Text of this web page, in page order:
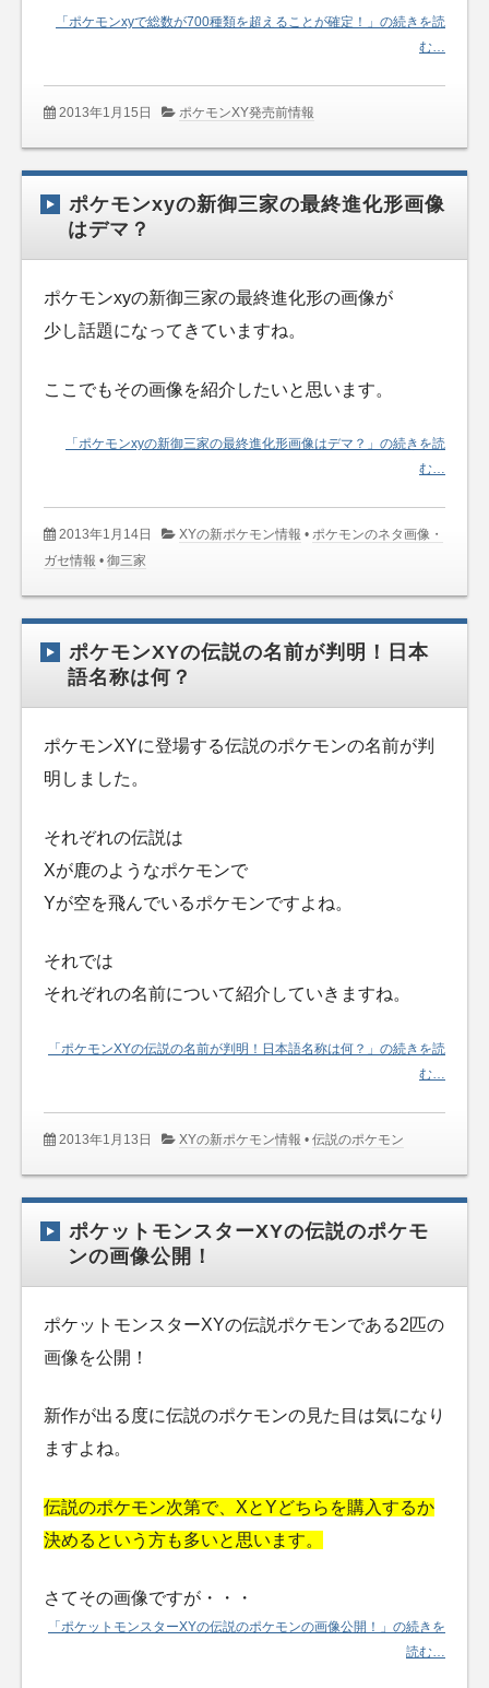
「ポケモンxyで総数が700種類を超えることが確定！」の続きを読
む…
2013年1月15日 ポケモンXY発売前情報
ポケモンxyの新御三家の最終進化形画像
はデマ？
ポケモンxyの新御三家の最終進化形の画像が
少し話題になってきていますね。
ここでもその画像を紹介したいと思います。
「ポケモンxyの新御三家の最終進化形画像はデマ？」の続きを読
む…
2013年1月14日 XYの新ポケモン情報 •ポケモンのネタ画像・
ガセ情報 • 御三家
ポケモンXYの伝説の名前が判明！日本
語名称は何？
ポケモンXYに登場する伝説のポケモンの名前が判
明しました。
それぞれの伝説は
Xが鹿のようなポケモンで
Yが空を飛んでいるポケモンですよね。
それでは
それぞれの名前について紹介していきますね。
「ポケモンXYの伝説の名前が判明！日本語名称は何？」の続きを読
む…
2013年1月13日 XYの新ポケモン情報 •伝説のポケモン
ポケットモンスターXYの伝説のポケモ
ンの画像公開！
ポケットモンスターXYの伝説ポケモンである2匹の
画像を公開！
新作が出る度に伝説のポケモンの見た目は気になり
ますよね。
伝説のポケモン次第で、XとYどちらを購入するか
決めるという方も多いと思います。
さてその画像ですが・・・
「ポケットモンスターXYの伝説のポケモンの画像公開！」の続きを
読む…